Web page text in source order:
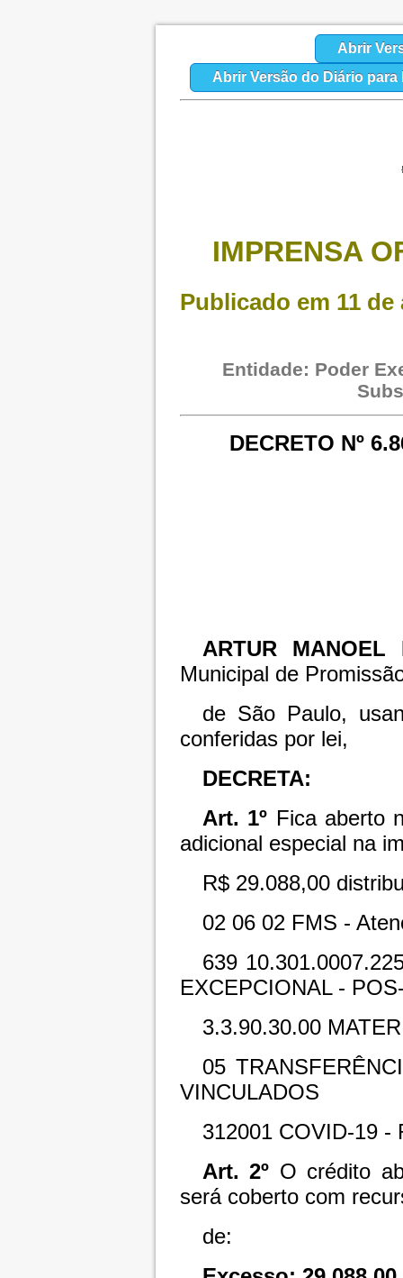
Abrir
Abrir Versão do Diário para
IMPRENSA
Publicado em 11 de
Entidade: Poder
DECRETO Nº
ARTUR MANOEL
Municipal de
de São Paulo,
conferidas por lei,
DECRETA:
Art. 1º Fica aberto
adicional especial na
R$ 29.088,00
02 06 02 FMS -
639
EXCEPCIONAL -
3.3.90.30.00
05
VINCULADOS
312001 COVID-19 -
Art. 2º O crédito
será coberto com
de: